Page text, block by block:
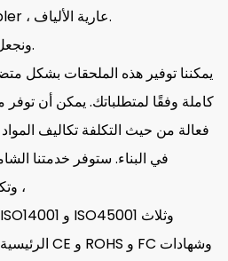
ABS Splitter ، FBT Doupler ، عارية الألياف.
ونجعل أيضا تعميم الألياف للعملاء.
يمكننا توفير هذه الملحقات بشكل
كاملة وفقًا لمتطلباتك. يمكن أن توفر
فعالة من حيث التكلفة تكاليف
في البناء. ستوفر خدمتنا
وتكاليف الشراء وتكاليف النقل ،